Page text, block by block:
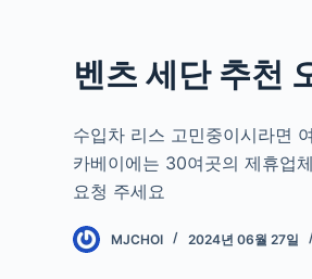
벤츠 세단 추천
수입차 리스 고민중이시라면
카베이에는 30여곳의 제휴업
요청 주세요
MJCHOI 2024년 06월 27일